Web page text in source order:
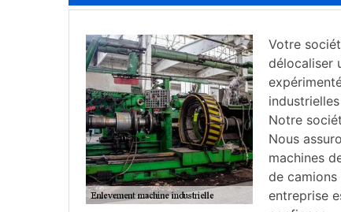
Votre
délocaliser
Notre
Nous
machines
de
entreprise